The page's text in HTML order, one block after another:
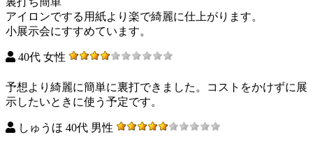
アイロンでする用紙より楽で綺麗に仕上がります。
小展示会にすすめています。
40代 女性
予想より綺麗に簡単に裏打できました。コストをかけずに展
示したいときに使う予定です。
しゅうほ 40代 男性